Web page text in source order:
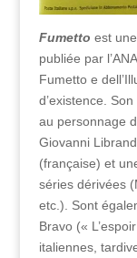
Fumetto est
publiée par
Fumetto e
d’existence.
au personnage
Giovanni
(française) et
séries dérivées
etc.). Sont
Bravo («
italiennes,